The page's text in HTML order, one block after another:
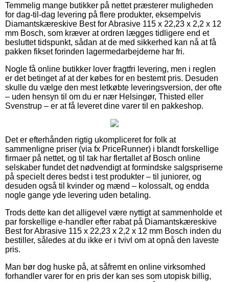
Temmelig mange butikker på nettet præsterer muligheden
for dag-til-dag levering på flere produkter, eksempelvis
Diamantskæreskive Best for Abrasive 115 x 22,23 x 2,2 x 12
mm Bosch, som kræver at ordren lægges tidligere end et
besluttet tidspunkt, sådan at de med sikkerhed kan nå at få
pakken fikset forinden lagermedarbejderne har fri.
Nogle få online butikker lover fragtfri levering, men i reglen
er det betinget af at der købes for en bestemt pris. Desuden
skulle du vælge den mest letkøbte leveringsversion, der ofte
– uden hensyn til om du er nær Helsingør, Thisted eller
Svenstrup – er at få leveret dine varer til en pakkeshop.
Det er efterhånden rigtig ukompliceret for folk at
sammenligne priser (via fx PriceRunner) i blandt forskellige
firmaer på nettet, og til tak har flertallet af Bosch online
selskaber fundet det nødvendigt at formindske salgspriserne
på specielt deres bedst i test produkter – til juniorer, og
desuden også til kvinder og mænd – kolossalt, og endda
nogle gange yde levering uden betaling.
Trods dette kan det alligevel være nyttigt at sammenholde et
par forskellige e-handler efter rabat på Diamantskæreskive
Best for Abrasive 115 x 22,23 x 2,2 x 12 mm Bosch inden du
bestiller, således at du ikke er i tvivl om at opnå den laveste
pris.
Man bør dog huske på, at såfremt en online virksomhed
forhandler varer for en pris der kan ses som utopisk billig,